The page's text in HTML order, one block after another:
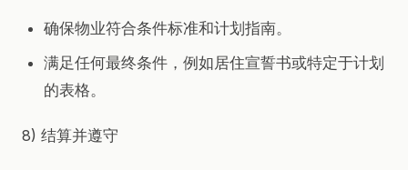
确保物业符合条件标准和计划指南。
满足任何最终条件，例如居住宣誓书或特定于计划
的表格。
8) 结算并遵守